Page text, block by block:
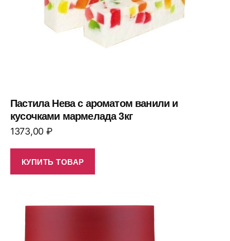
Пастила Нева с ароматом ванили и
кусочками мармелада 3кг
1373,00 ₽
КУПИТЬ ТОВАР